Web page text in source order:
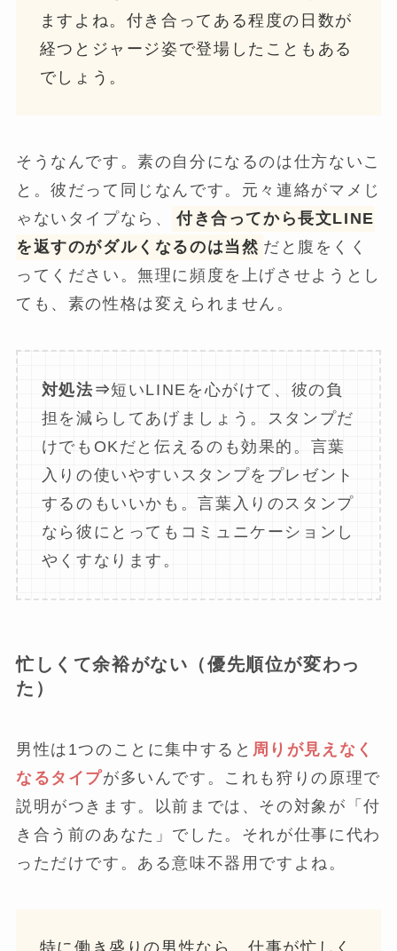
ますよね。付き合ってある程度の日数が
経つとジャージ姿で登場したこともある
でしょう。
そうなんです。素の自分になるのは仕方ないこ
と。彼だって同じなんです。元々連絡がマメじ
ゃないタイプなら、
付き合ってから長文LINE
を返すのがダルくなるのは当然 だと腹をくく
ってください。無理に頻度を上げさせようとし
ても、素の性格は変えられません。
対処法⇒短いLINEを心がけて、彼の負
担を減らしてあげましょう。スタンプだ
けでもOKだと伝えるのも効果的。言葉
入りの使いやすいスタンプをプレゼント
するのもいいかも。言葉入りのスタンプ
なら彼にとってもコミュニケーションし
やくすなります。
忙しくて余裕がない（優先順位が変わっ
た）
男性は1つのことに集中すると 周りが見えなく
なるタイプが多いんです。これも狩りの原理で
説明がつきます。以前までは、その対象が「付
き合う前のあなた」でした。それが仕事に代わ
っただけです。ある意味不器用ですよね。
特に働き盛りの男性なら、仕事が忙しく